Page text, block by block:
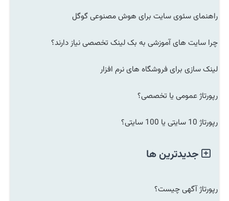
راهنمای سئوی سایت برای هوش مصنوعی گوگل
چرا سایت های آموزشی به بک لینک تخصصی نیاز دارند؟
لینک سازی برای فروشگاه های نرم افزار
رپورتاژ عمومی یا تخصصی؟
رپورتاژ 10 سایتی یا 100 سایتی؟
جدیدترین ها
رپورتاژ آگهی چیست؟